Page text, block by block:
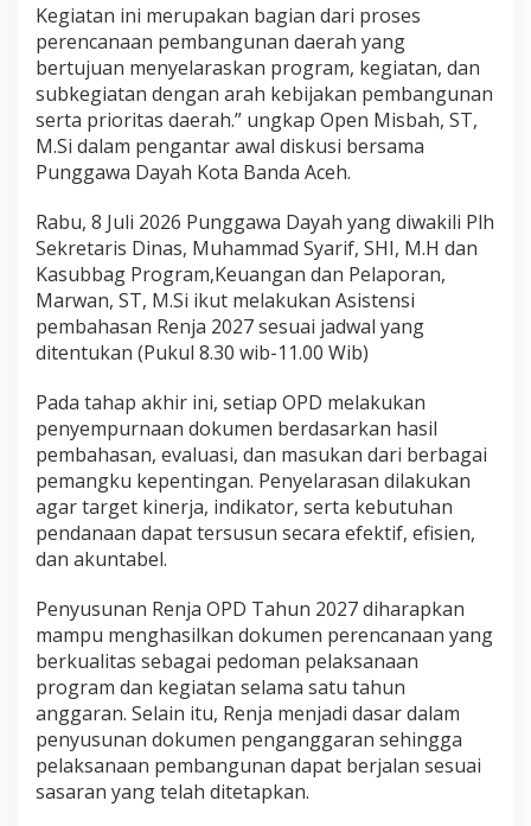
h
a
s
a
n
R
e
2
2
7
Kegiatan ini merupakan bagian dari proses
perencanaan pembangunan daerah yang
bertujuan menyelaraskan program, kegiatan, dan
subkegiatan dengan arah kebijakan pembangunan
serta prioritas daerah.” ungkap Open Misbah, ST,
M.Si dalam pengantar awal diskusi bersama
Punggawa Dayah Kota Banda Aceh.
Rabu, 8 Juli 2026 Punggawa Dayah yang diwakili Plh
Sekretaris Dinas, Muhammad Syarif, SHI, M.H dan
Kasubbag Program,Keuangan dan Pelaporan,
Marwan, ST, M.Si ikut melakukan Asistensi
pembahasan Renja 2027 sesuai jadwal yang
ditentukan (Pukul 8.30 wib-11.00 Wib)
Pada tahap akhir ini, setiap OPD melakukan
penyempurnaan dokumen berdasarkan hasil
pembahasan, evaluasi, dan masukan dari berbagai
pemangku kepentingan. Penyelarasan dilakukan
agar target kinerja, indikator, serta kebutuhan
pendanaan dapat tersusun secara efektif, efisien,
dan akuntabel.
Penyusunan Renja OPD Tahun 2027 diharapkan
mampu menghasilkan dokumen perencanaan yang
berkualitas sebagai pedoman pelaksanaan
program dan kegiatan selama satu tahun
anggaran. Selain itu, Renja menjadi dasar dalam
penyusunan dokumen penganggaran sehingga
pelaksanaan pembangunan dapat berjalan sesuai
sasaran yang telah ditetapkan.